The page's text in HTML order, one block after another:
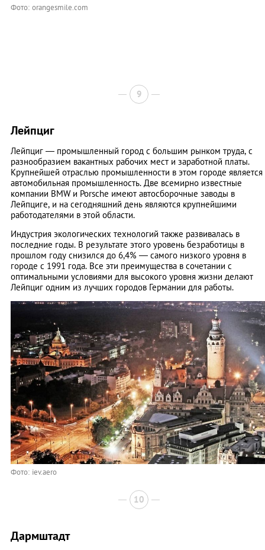
Фото: orangesmile.com
9
Лейпциг
Лейпциг — промышленный город с большим рынком труда, с
разнообразием вакантных рабочих мест и заработной платы.
Крупнейшей отраслью промышленности в этом городе является
автомобильная промышленность. Две всемирно известные
компании BMW и Porsche имеют автосборочные заводы в
Лейпциге, и на сегодняшний день являются крупнейшими
работодателями в этой области.
Индустрия экологических технологий также развивалась в
последние годы. В результате этого уровень безработицы в
прошлом году снизился до 6,4% — самого низкого уровня в
городе с 1991 года. Все эти преимущества в сочетании с
оптимальными условиями для высокого уровня жизни делают
Лейпциг одним из лучших городов Германии для работы.
Фото: iev.aero
10
Дармштадт